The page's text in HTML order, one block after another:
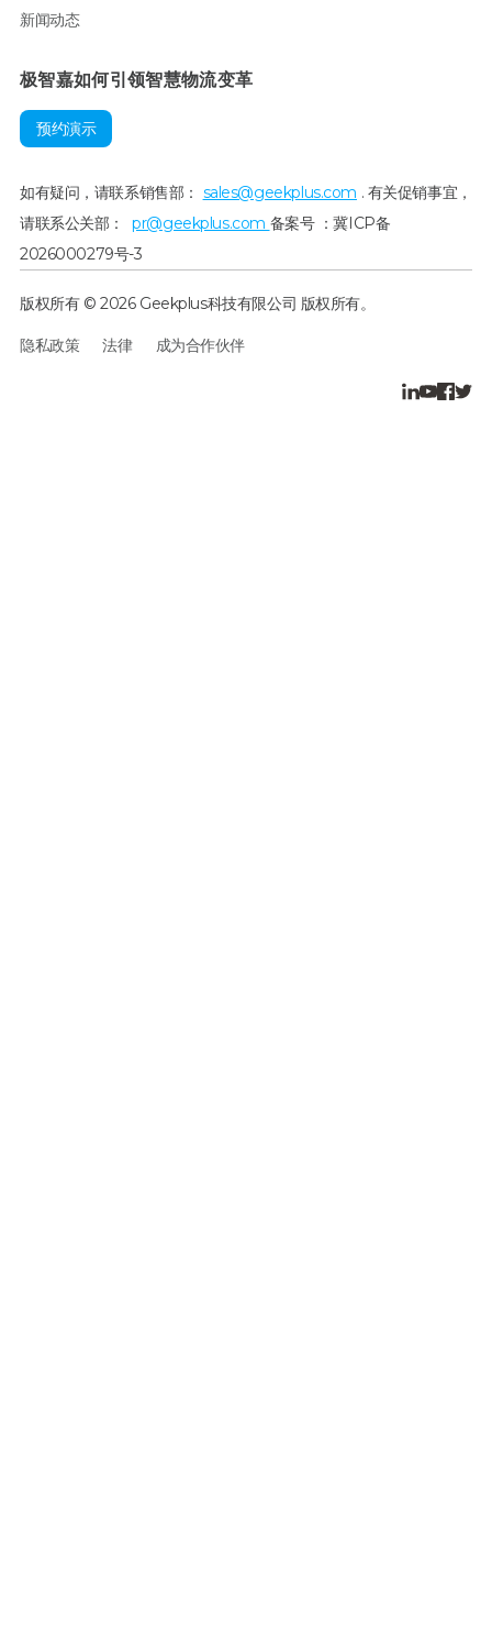
新闻动态
极智嘉如何引领智慧物流变革
预约演示
如有疑问，请联系销售部： sales@geekplus.com . 有关促销事宜，
请联系公关部：pr@geekplus.com 备案号 ：冀ICP备
2026000279号-3
版权所有 © 2026 Geekplus科技有限公司 版权所有。
隐私政策 法律 成为合作伙伴